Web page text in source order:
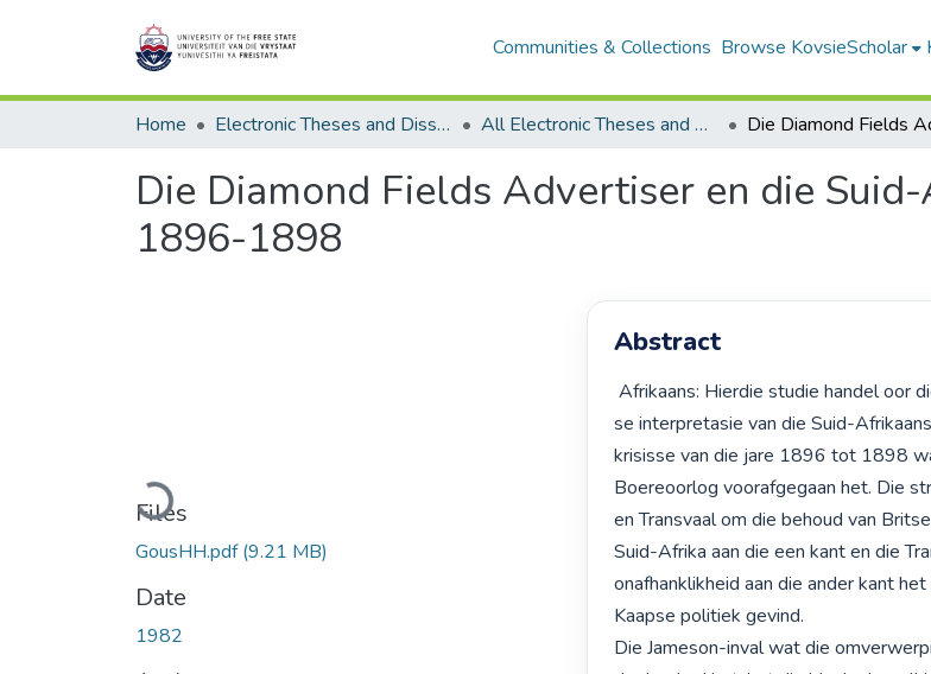
Communities & Collections Browse KovsieScholar
Home Electronic Theses and Dissertations All Electronic Theses and Dissertations
Die Diamond Fields Advertiser en die
1896-1898
Loading...
Files
GousHH.pdf(9.21 MB)
Date
1982
Abstract
Afrikaans: Hierdie studie handel oor die Diamond Fields Advertiser
se interpretasie van die Suid-
krisisse van die jare 1896 tot 1898
Boereoorlog voorafgegaan het. Die
en Transvaal om die behoud van
Suid-Afrika aan die een kant en die
onafhanklikheid aan die ander kant
Kaapse politiek gevind.
Die Jameson-inval wat die